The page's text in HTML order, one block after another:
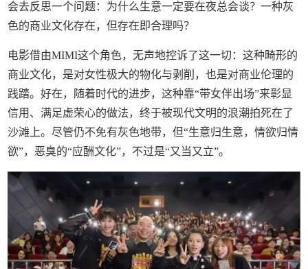
会去反思一个问题：为什么生意一定要在夜总会谈？一种灰
色的商业文化存在，但存在即合理吗？
电影借由MIMI这个角色，无声地控诉了这一切：这种畸形的
商业文化，是对女性极大的物化与剥削，也是对商业伦理的
践踏。好在，随着时代的进步，这种靠“带女伴出场”来彰显
信用、满足虚荣心的做法，终于被现代文明的浪潮拍死在了
沙滩上。尽管仍不免有灰色地带，但“生意归生意，情欲归情
欲”，恶臭的“应酬文化”，不过是“又当又立”。